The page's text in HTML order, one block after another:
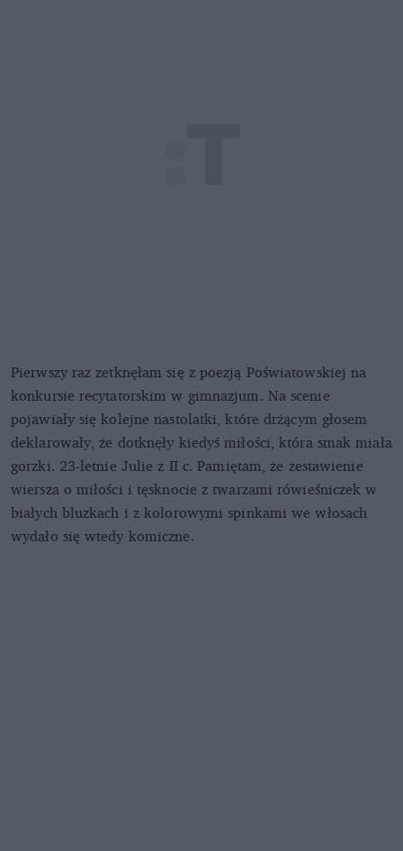
Pierwszy raz zetknęłam się z poezją Poświatowskiej na
konkursie recytatorskim w gimnazjum. Na scenie
pojawiały się kolejne nastolatki, które drżącym głosem
deklarowały, że dotknęły kiedyś miłości, która smak miała
gorzki. 23-letnie Julie z II c. Pamiętam, że zestawienie
wiersza o miłości i tęsknocie z twarzami rówieśniczek w
białych bluzkach i z kolorowymi spinkami we włosach
wydało się wtedy komiczne.